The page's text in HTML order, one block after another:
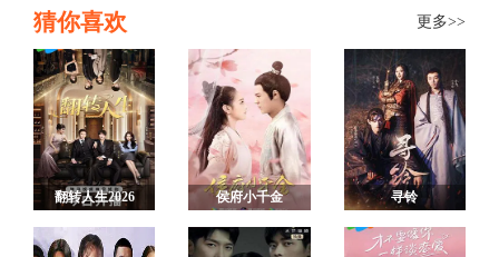
更多>>
猜你喜欢
翻转人生2026 侯府小千金 寻铃